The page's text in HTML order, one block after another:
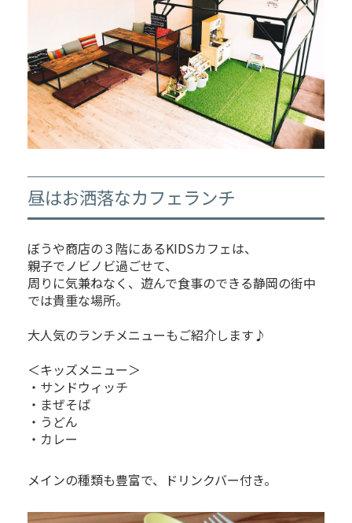
昼はお洒落なカフェランチ
ぼうや商店の３階にあるKIDSカフェは、
親子でノビノビ過ごせて、
周りに気兼ねなく、遊んで食事のできる静岡の街中
では貴重な場所。
大人気のランチメニューもご紹介します♪
＜キッズメニュー＞
・サンドウィッチ
・まぜそば
・うどん
・カレー
メインの種類も豊富で、ドリンクバー付き。